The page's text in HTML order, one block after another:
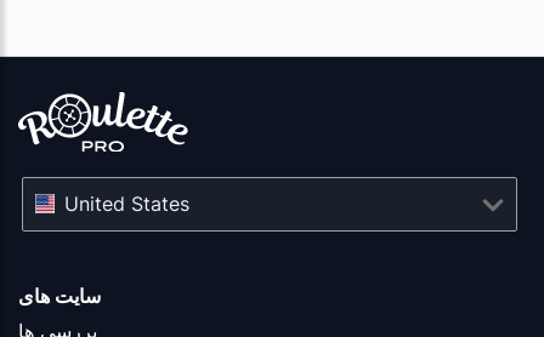
سایت های
بررسی ها
United States